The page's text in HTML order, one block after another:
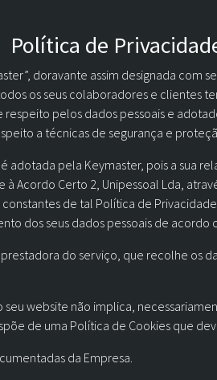
Política de
doravante assim designada com
os seus colaboradores e clientes
pelos dados pessoais e
a técnicas de segurança e
adotada pela Keymaster, pois a sua
Acordo Certo 2, Unipessoal Lda,
de tal Política de
dos seus dados pessoais de acordo
do serviço, que recolhe os
website não implica,
de uma Política de Cookies que
da Empresa.